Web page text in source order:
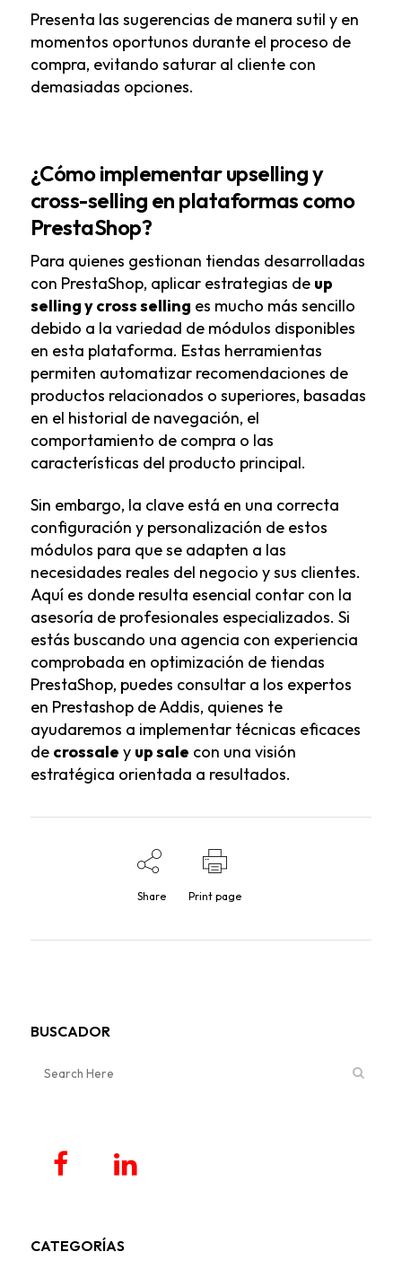
Presenta las sugerencias de manera sutil y en
momentos oportunos durante el proceso de
compra, evitando saturar al cliente con
demasiadas opciones.
¿Cómo implementar upselling y
cross-selling en plataformas como
PrestaShop?
Para quienes gestionan tiendas desarrolladas
con PrestaShop, aplicar estrategias de up
selling y cross selling es mucho más sencillo
debido a la variedad de módulos disponibles
en esta plataforma. Estas herramientas
permiten automatizar recomendaciones de
productos relacionados o superiores, basadas
en el historial de navegación, el
comportamiento de compra o las
características del producto principal.
Sin embargo, la clave está en una correcta
configuración y personalización de estos
módulos para que se adapten a las
necesidades reales del negocio y sus clientes.
Aquí es donde resulta esencial contar con la
asesoría de profesionales especializados. Si
estás buscando una agencia con experiencia
comprobada en optimización de tiendas
PrestaShop, puedes consultar a los expertos
en Prestashop de Addis, quienes te
ayudaremos a implementar técnicas eficaces
de crossale y up sale con una visión
estratégica orientada a resultados.
Share Print page
BUSCADOR
CATEGORÍAS